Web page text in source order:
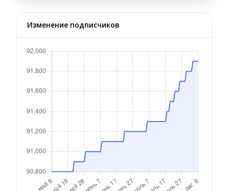
Изменение подписчиков